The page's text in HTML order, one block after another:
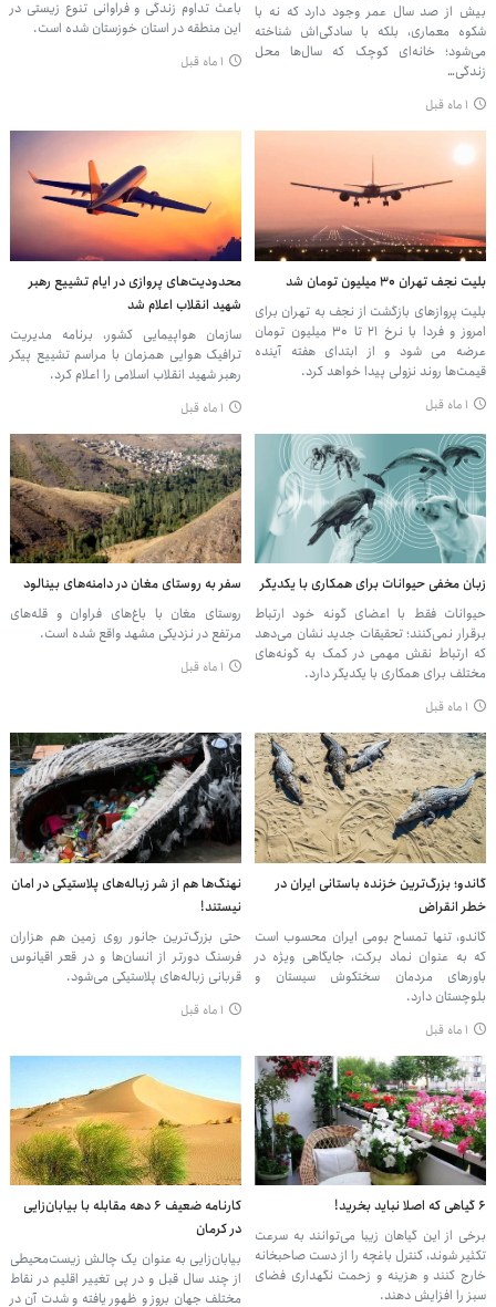
بیش از صد سال عمر وجود دارد که نه با
شکوه معماری، بلکه با سادگی‌اش شناخته
می‌شود؛ خانه‌ای کوچک که سال‌ها محل
زندگی…
۱ ماه قبل
باعث تداوم زندگی و فراوانی تنوع زیستی در
این منطقه در استان خوزستان شده است.
۱ ماه قبل
بلیت نجف تهران ۳۰ میلیون تومان شد
بلیت پروازهای بازگشت از نجف به تهران برای
امروز و فردا با نرخ ۲۱ تا ۳۰ میلیون تومان
عرضه می شود و از ابتدای هفته آینده
قیمت‌ها روند نزولی پیدا خواهد کرد.
۱ ماه قبل
محدودیت‌های پروازی در ایام تشییع رهبر
شهید انقلاب اعلام شد
سازمان هواپیمایی کشور، برنامه مدیریت
ترافیک هوایی همزمان با مراسم تشییع پیکر
رهبر شهید انقلاب اسلامی را اعلام کرد.
۱ ماه قبل
زبان مخفی حیوانات برای همکاری با یکدیگر
حیوانات فقط با اعضای گونه‌ خود ارتباط
برقرار نمی‌کنند؛ تحقیقات جدید نشان می‌دهد
که ارتباط نقش مهمی در کمک به گونه‌های
مختلف برای همکاری با یکدیگر دارد.
۱ ماه قبل
سفر به روستای مغان در دامنه‌های بینالود
روستای مغان با باغ‌های فراوان و قله‌های
مرتفع در نزدیکی مشهد واقع شده است.
۱ ماه قبل
گاندو؛ بزرگ‌ترین خزنده باستانی ایران‌ در
خطر انقراض
گاندو، تنها تمساح بومی ایران محسوب است
که به عنوان نماد برکت، جایگاهی ویژه در
باورهای مردمان سختکوش سیستان و
بلوچستان دارد.
۱ ماه قبل
نهنگ‌ها هم از شر زباله‌های پلاستیکی در امان
نیستند!
حتی بزرگ‌ترین جانور روی زمین هم هزاران
فرسنگ دورتر از انسان‌ها و در قعر اقیانوس
قربانی زباله‌های پلاستیکی می‌شود.
۱ ماه قبل
۶ گیاهی که اصلا نباید بخرید!
برخی از این گیاهان زیبا می‌توانند به سرعت
تکثیر شوند، کنترل باغچه را از دست صاحبخانه
خارج کنند و هزینه و زحمت نگهداری فضای
سبز را افزایش دهند.
کارنامه ضعیف ۶ دهه مقابله با بیابان‌زایی
در کرمان
بیابان‌زایی به عنوان یک چالش زیست‌محیطی
از چند سال قبل و در پی تغییر اقلیم در نقاط
مختلف جهان بروز و ظهور یافته و شدت آن در